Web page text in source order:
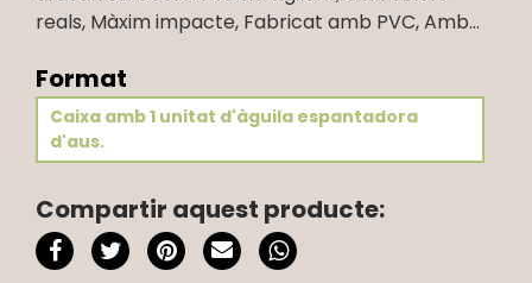
reals, Màxim impacte, Fabricat amb PVC, Amb...
Format
Caixa amb 1 unitat d'àguila espantadora
d'aus.
Compartir aquest producte: